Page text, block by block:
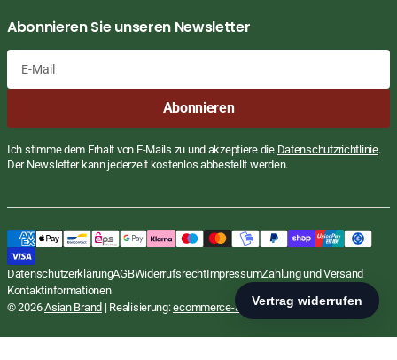
Gedämpfte Saba Bananen, ganz,
inkl. MwSt., zzgl.Versand
Preis
€3,39
EUR
KG
In den Warenkorb
Abonnieren Sie unseren Newsletter
Abonnieren
Ich stimme dem Erhalt von E-Mails zu und akzeptiere die Datenschutzrichtlinie.
Der Newsletter kann jederzeit kostenlos abbestellt werden.
DatenschutzerklärungAGBWiderrufsrechtImpressumZahlung und Versand
Kontaktinformationen
© 2026Asian Brand | Realisierung:ecommerce-agentur.net